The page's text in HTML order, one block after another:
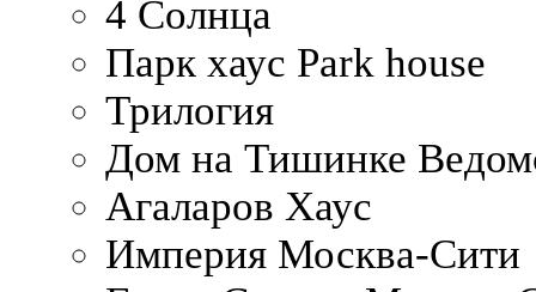
4 Солнца
Парк хаус Park house
Трилогия
Дом на Тишинке
Агаларов Хаус
Империя Москва-Сити